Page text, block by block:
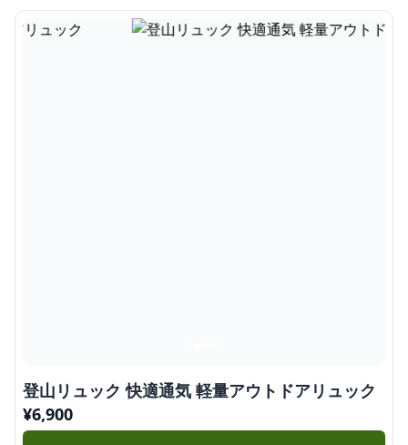
登山リュック 快適通気 軽量アウトドアリュック
¥6,900